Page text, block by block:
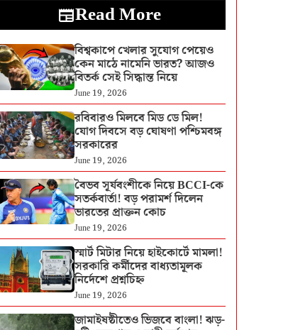
Read More
বিশ্বকাপে খেলার সুযোগ পেয়েও
কেন মাঠে নামেনি ভারত? আজও
বিতর্ক সেই সিদ্ধান্ত নিয়ে
June 19, 2026
রবিবারও মিলবে মিড ডে মিল!
যোগ দিবসে বড় ঘোষণা পশ্চিমবঙ্গ
সরকারের
June 19, 2026
বৈভব সূর্যবংশীকে নিয়ে BCCI-কে
সতর্কবার্তা! বড় পরামর্শ দিলেন
ভারতের প্রাক্তন কোচ
June 19, 2026
স্মার্ট মিটার নিয়ে হাইকোর্টে মামলা!
সরকারি কর্মীদের বাধ্যতামূলক
নির্দেশে প্রশ্নচিহ্ন
June 19, 2026
জামাইষষ্ঠীতেও ভিজবে বাংলা! ঝড়-